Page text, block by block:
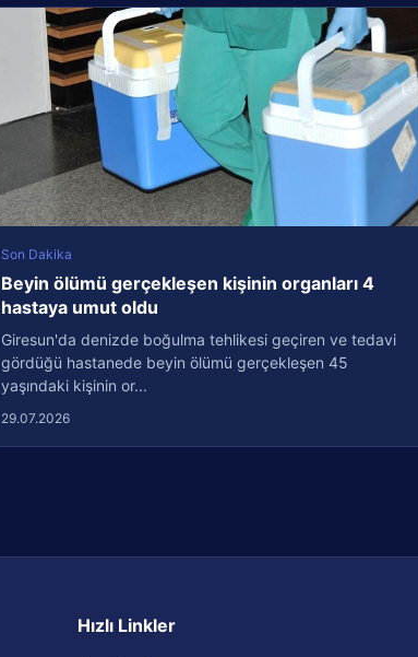
Son Dakika
Beyin ölümü gerçekleşen kişinin organları 4
hastaya umut oldu
Giresun'da denizde boğulma tehlikesi geçiren ve tedavi
gördüğü hastanede beyin ölümü gerçekleşen 45
yaşındaki kişinin or...
29.07.2026
Hızlı Linkler